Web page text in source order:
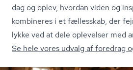
dag og oplev, hvordan viden og
kombineres i et fællesskab, der
lykke ved at dele oplevelser med
Se hele vores udvalg af foredrag